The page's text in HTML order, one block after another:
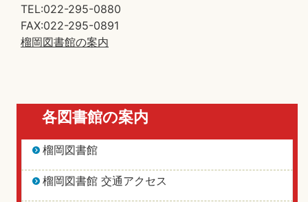
TEL:022-295-0880
FAX:022-295-0891
榴岡図書館の案内
各図書館の案内
榴岡図書館
榴岡図書館 交通アクセス